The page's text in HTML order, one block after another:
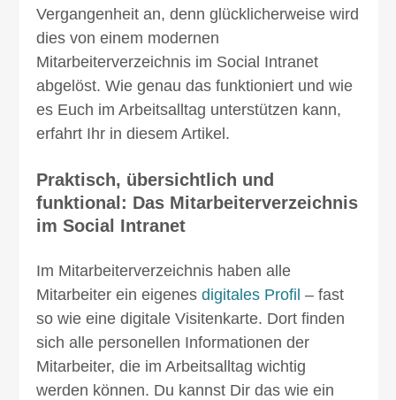
Vergangenheit an, denn glücklicher­weise wird
dies von einem modernen
Mitarbeiterverzeichnis im Social Intranet
abgelöst. Wie genau das funktioniert und wie
es Euch im Arbeits­alltag unterstützen kann,
erfahrt Ihr in diesem Artikel.
Praktisch, übersichtlich und
funktional: Das Mitarbeiterver­zeichnis
im Social Intranet
Im Mitarbeiterverzeichnis haben alle
Mitarbeiter ein eigenes digitales Profil – fast
so wie eine digi­tale Visitenkarte. Dort finden
sich alle personel­len Infor­mationen der
Mitarbeiter, die im Arbeitsalltag wichtig
werden können. Du kannst Dir das wie ein